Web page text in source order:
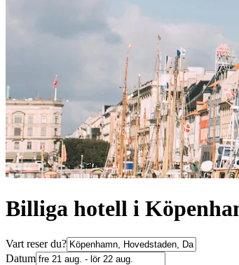
Billiga hotell i
Vart reser du?
Datum